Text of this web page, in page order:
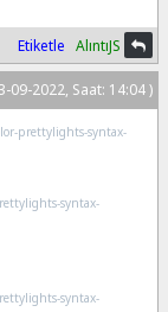
Etiketle AlıntıJS
09-2022, Saat: 14:04 )
prettylights-syntax-
syntax-
syntax-